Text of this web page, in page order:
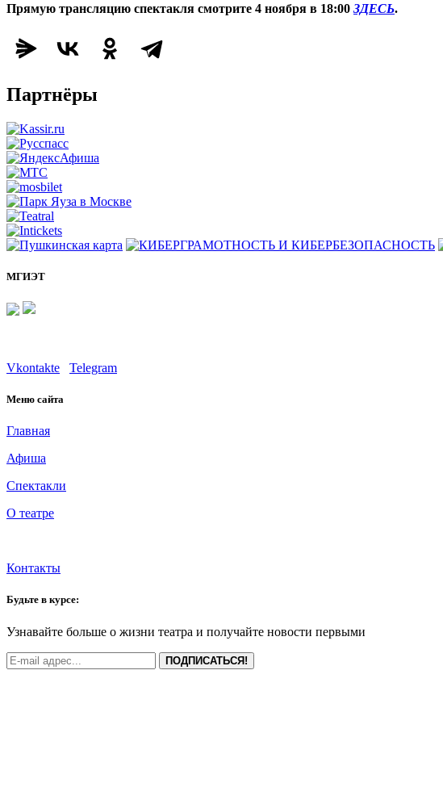
Прямую трансляцию спектакля смотрите 4 ноября в 18:00 ЗДЕСЬ.
Партнёры
МГИЭТ
Vkontakte Telegram
Меню сайта
Главная
Афиша
Спектакли
О театре
Контакты
Будьте в курсе:
Узнавайте больше о жизни театра и получайте новости первыми
ПОДПИСАТЬСЯ!